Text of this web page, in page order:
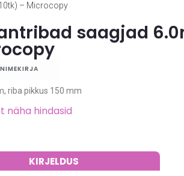
– Microcopy
saagjad
riba pikkus 150 mm
näha hindasid
KIRJELDUS